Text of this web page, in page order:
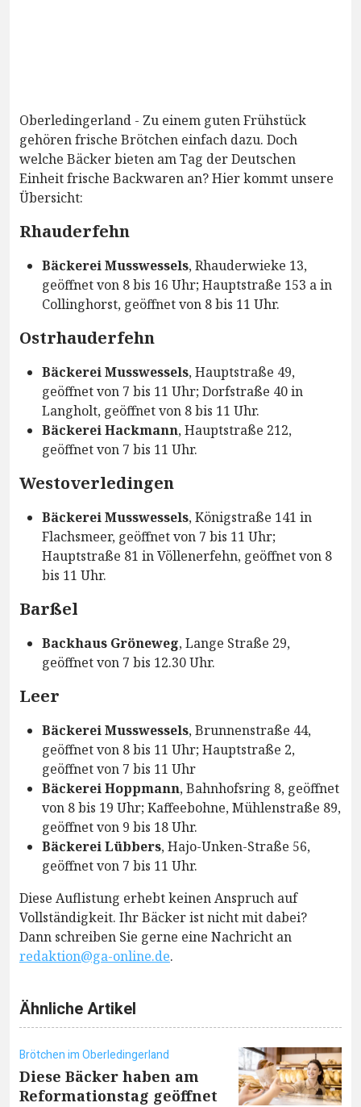
Oberledingerland - Zu einem guten Frühstück
gehören frische Brötchen einfach dazu. Doch
welche Bäcker bieten am Tag der Deutschen
Einheit frische Backwaren an? Hier kommt unsere
Übersicht:
Rhauderfehn
Bäckerei Musswessels, Rhauderwieke 13,
geöffnet von 8 bis 16 Uhr; Hauptstraße 153 a in
Collinghorst, geöffnet von 8 bis 11 Uhr.
Ostrhauderfehn
Bäckerei Musswessels, Hauptstraße 49,
geöffnet von 7 bis 11 Uhr; Dorfstraße 40 in
Langholt, geöffnet von 8 bis 11 Uhr.
Bäckerei Hackmann, Hauptstraße 212,
geöffnet von 7 bis 11 Uhr.
Westoverledingen
Bäckerei Musswessels, Königstraße 141 in
Flachsmeer, geöffnet von 7 bis 11 Uhr;
Hauptstraße 81 in Völlenerfehn, geöffnet von 8
bis 11 Uhr.
Barßel
Backhaus Gröneweg, Lange Straße 29,
geöffnet von 7 bis 12.30 Uhr.
Leer
Bäckerei Musswessels, Brunnenstraße 44,
geöffnet von 8 bis 11 Uhr; Hauptstraße 2,
geöffnet von 7 bis 11 Uhr
Bäckerei Hoppmann, Bahnhofsring 8, geöffnet
von 8 bis 19 Uhr; Kaffeebohne, Mühlenstraße 89,
geöffnet von 9 bis 18 Uhr.
Bäckerei Lübbers, Hajo-Unken-Straße 56,
geöffnet von 7 bis 11 Uhr.
Diese Auflistung erhebt keinen Anspruch auf
Vollständigkeit. Ihr Bäcker ist nicht mit dabei?
Dann schreiben Sie gerne eine Nachricht an
redaktion@ga-online.de.
Ähnliche Artikel
Brötchen im Oberledingerland
Diese Bäcker haben am
Reformationstag geöffnet